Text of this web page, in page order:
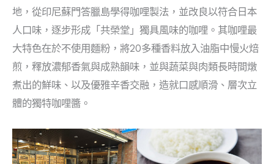
地，從印尼蘇門答臘島學得咖哩製法，並改良以符合日本
人口味，逐步形成「共榮堂」獨具風味的咖哩。其咖哩最
大特色在於不使用麵粉，將20多種香料放入油脂中慢火焙
煎，釋放濃郁香氣與成熟韻味，並與蔬菜與肉類長時間燉
煮出的鮮味、以及優雅辛香交融，造就口感順滑、層次立
體的獨特咖哩醬。